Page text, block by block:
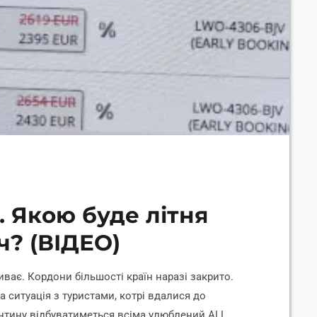
Якою буде літня
(ВІДЕО)
Кордони більшості країн наразі закрито.
ситуація з туристами, котрі вдалися до